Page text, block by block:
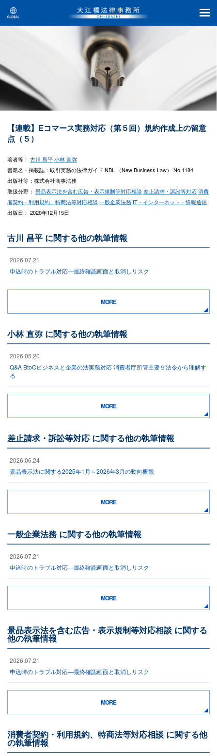
【連載】Eコマース実務対応（第５回）規約作成上の留意
点（５）
著者等： 古川 昌平小林 直弥
書籍名・掲載誌：取引実務の法律ガイド NBL （New Business Law） No.1184
出版社等：株式会社商事法務
取扱分野： 景品表示法を含む広告・表示規制等対応相談差止請求・訴訟等対応消費
者契約・利用規約、特商法等対応相談一般企業法務 IT・インターネット・情報通信
出版日： 2020年12月15日
古川 昌平 に関する他の執筆情報
2026.07.21
申込時のトラブル対応―最終確認画面と取消しリスク
MORE
小林 直弥 に関する他の執筆情報
2026.05.20
Q&A BtoCビジネスと企業の法実務対応 消費者庁所管主要９法令から理解す
る
MORE
差止請求・訴訟等対応 に関する他の執筆情報
2026.06.24
景品表示法に関する2025年1月～2026年3月の動向概観
MORE
一般企業法務 に関する他の執筆情報
2026.07.21
申込時のトラブル対応―最終確認画面と取消しリスク
MORE
景品表示法を含む広告・表示規制等対応相談 に関する
他の執筆情報
2026.07.21
申込時のトラブル対応―最終確認画面と取消しリスク
MORE
消費者契約・利用規約、特商法等対応相談 に関する他
の執筆情報